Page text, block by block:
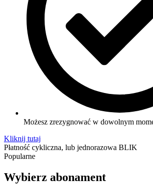
Możesz zrezygnować w dowolnym
Kliknij tutaj
Płatność cykliczna, lub jednorazowa BLIK
Popularne
Wybierz abonament